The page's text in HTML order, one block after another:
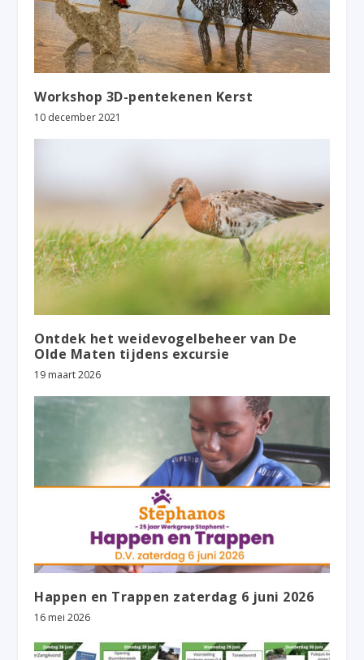
Workshop 3D-pentekenen Kerst
10 december 2021
Ontdek het weidevogelbeheer van De
Olde Maten tijdens excursie
19 maart 2026
Happen en Trappen zaterdag 6 juni 2026
16 mei 2026